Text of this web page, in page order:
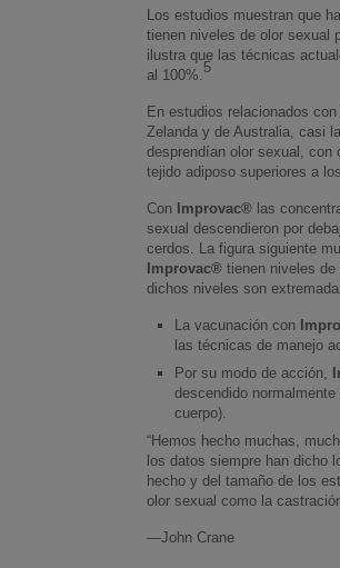
Los estudios muestran que
tienen niveles de olor sexual
ilustra que las técnicas
al 100%. 5
En estudios relacionados con
Zelanda y de Australia, casi
desprendían olor sexual, con
tejido adiposo superiores a
Con Improvac® las
sexual descendieron por
cerdos. La figura siguiente
Improvac® tienen niveles
dichos niveles son
La vacunación con
las técnicas de manejo
Por su modo de acción,
descendido
cuerpo).
“Hemos hecho muchas,
los datos siempre han dicho
hecho y del tamaño de los
olor sexual como la
—John Crane